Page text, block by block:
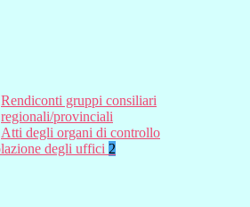
Rendiconti gruppi consiliari
regionali/provinciali
Atti degli organi di controllo
degli uffici 2